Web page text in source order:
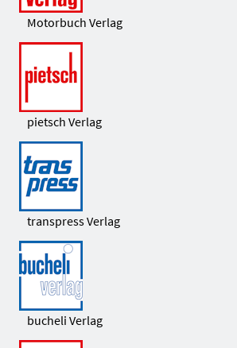
Motorbuch Verlag
pietsch Verlag
transpress Verlag
bucheli Verlag